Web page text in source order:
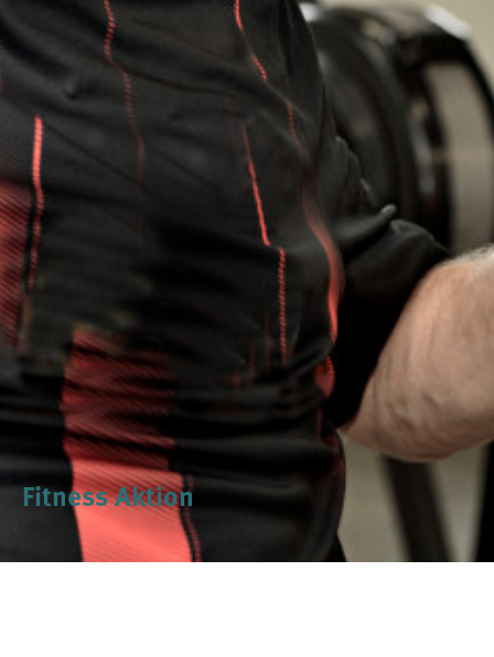
Fitness Aktion